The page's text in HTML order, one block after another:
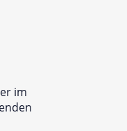
im